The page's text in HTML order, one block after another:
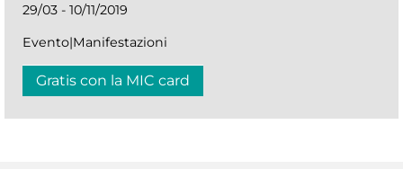
29/03 - 10/11/2019
Evento|Manifestazioni
Gratis con la MIC card